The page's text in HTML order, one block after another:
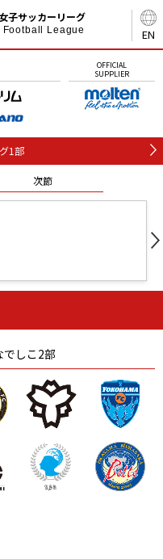
EN
子サッカーリーグ
League
OFFICIAL
SUPPLIER
1部
次節
石人の星
静岡 愛媛Ｌ
でしこ2部